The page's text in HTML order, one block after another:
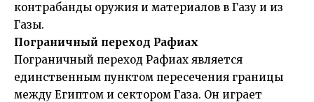
контрабанды оружия и материалов в Газу и из
Газы.
Пограничный переход Рафиах
Пограничный переход Рафиах является
единственным пунктом пересечения границы
между Египтом и сектором Газа. Он играет